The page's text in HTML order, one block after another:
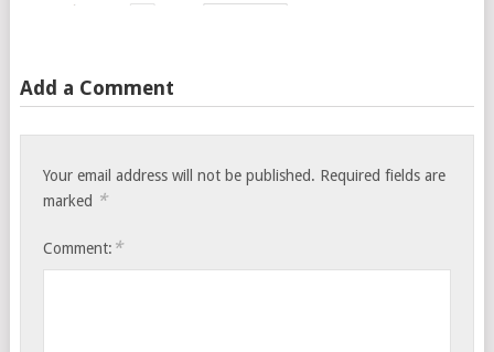
Add a Comment
Your email address will not be published. Required fields are
marked *
Comment: *